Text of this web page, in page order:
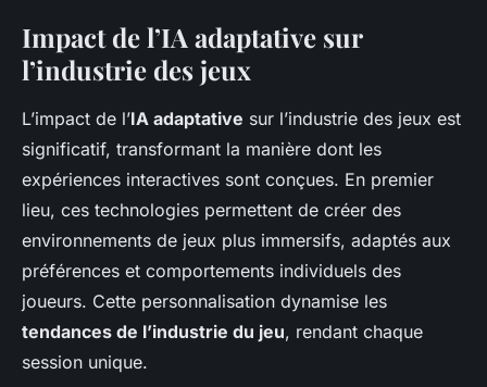
Impact de l’IA adaptative sur
l’industrie des jeux
L’impact de l’IA adaptative sur l’industrie des jeux est
significatif, transformant la manière dont les
expériences interactives sont conçues. En premier
lieu, ces technologies permettent de créer des
environnements de jeux plus immersifs, adaptés aux
préférences et comportements individuels des
joueurs. Cette personnalisation dynamise les
tendances de l’industrie du jeu, rendant chaque
session unique.